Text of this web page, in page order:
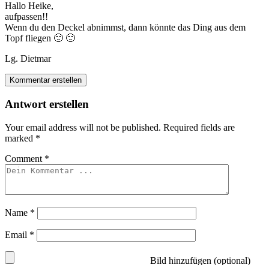
Hallo Heike,
aufpassen!!
Wenn du den Deckel abnimmst, dann könnte das Ding aus dem
Topf fliegen 🙂 🙂
Lg. Dietmar
Kommentar erstellen
Antwort erstellen
Your email address will not be published. Required fields are
marked *
Comment *
Name *
Email *
Bild hinzufügen (optional)